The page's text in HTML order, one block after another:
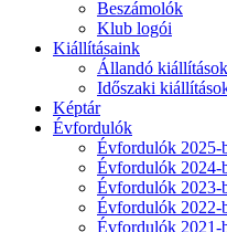
Beszámolók
Klub logói
Kiállításaink
Állandó kiállítások
Időszaki
Képtár
Évfordulók
Évfordulók 2025-
Évfordulók 2024-
Évfordulók 2023-
Évfordulók 2022-
Évfordulók 2021-